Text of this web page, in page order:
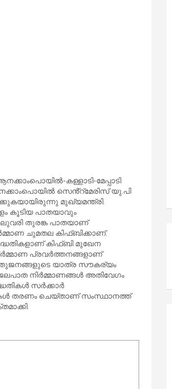
കള്ളാടി-മേപ്പാടി
സെൻ്റ്മേരിസ് യു.പി
മുഖ്യമന്ത്രി.
കൂടിയ പാതയാവും
തുരങ്ക പാതയാണ്
ചുമതല കിഫ്ബിക്കാണ്.
കിഫ്ബി മുഖേന
പ്രവർത്തനങ്ങളാണ്
യാത്ര സൗകര്യം
നിർമ്മാണങ്ങൾ അതിവേഗം
സർക്കാർ
തരണം ചെയ്താണ് സംസ്ഥാനത്ത്